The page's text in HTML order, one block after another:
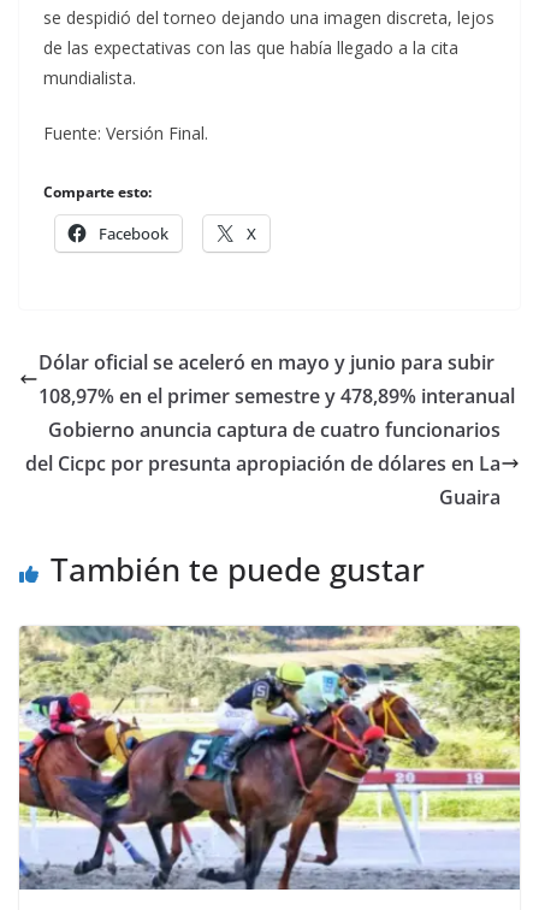
se despidió del torneo dejando una imagen discreta, lejos
de las expectativas con las que había llegado a la cita
mundialista.
Fuente: Versión Final.
Comparte esto:
Facebook X
Dólar oficial se aceleró en mayo y junio para subir
108,97% en el primer semestre y 478,89% interanual
Gobierno anuncia captura de cuatro funcionarios
del Cicpc por presunta apropiación de dólares en La
Guaira
También te puede gustar